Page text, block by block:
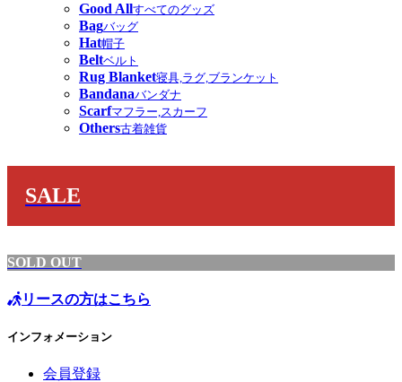
Good Allすべてのグッズ
Bagバッグ
Hat帽子
Beltベルト
Rug Blanket寝具,ラグ,ブランケット
Bandanaバンダナ
Scarfマフラー,スカーフ
Others古着雑貨
SALE
SOLD OUT
リースの方はこちら
インフォメーション
会員登録